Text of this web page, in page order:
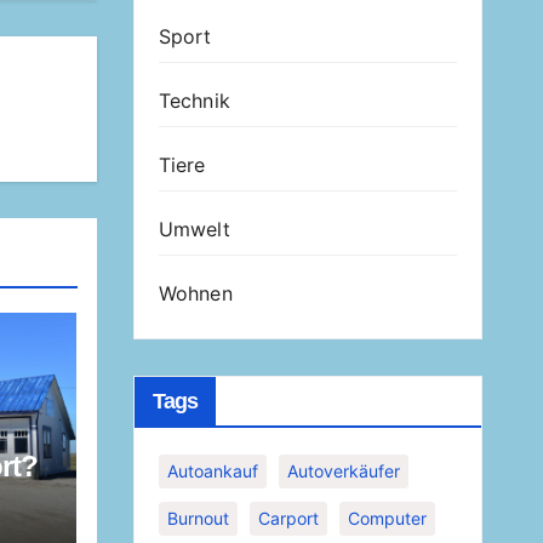
Sport
Technik
Tiere
Umwelt
Wohnen
Tags
Autoankauf Autoverkäufer
Burnout Carport Computer